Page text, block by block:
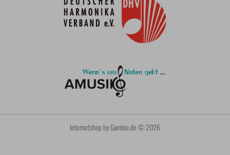
Internetshop by Gambio.de © 2026